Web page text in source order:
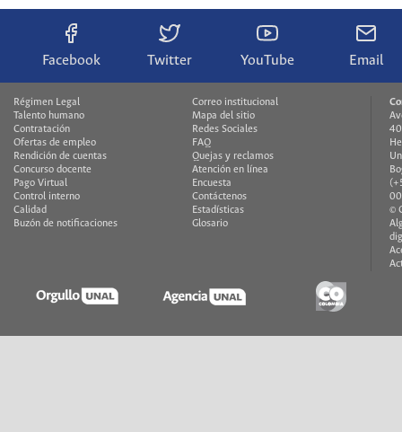
Facebook Twitter YouTube Email
Régimen Legal
Talento humano
Contratación
Ofertas de empleo
Rendición de cuentas
Concurso docente
Pago Virtual
Control interno
Calidad
Buzón de notificaciones
Correo institucional
Mapa del sitio
Redes Sociales
FAQ
Quejas y reclamos
Atención en línea
Encuesta
Contáctenos
Estadísticas
Glosario
©